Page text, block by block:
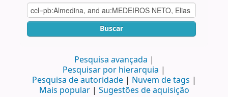
Buscar
Pesquisa avançada
Pesquisar por hierarquia
Pesquisa de autoridade
Nuvem de tags
Mais popular
Sugestões de aquisição